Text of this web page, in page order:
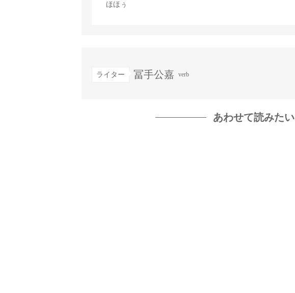
ほほぅ
ライター 冨手公嘉 verb
あわせて読みたい